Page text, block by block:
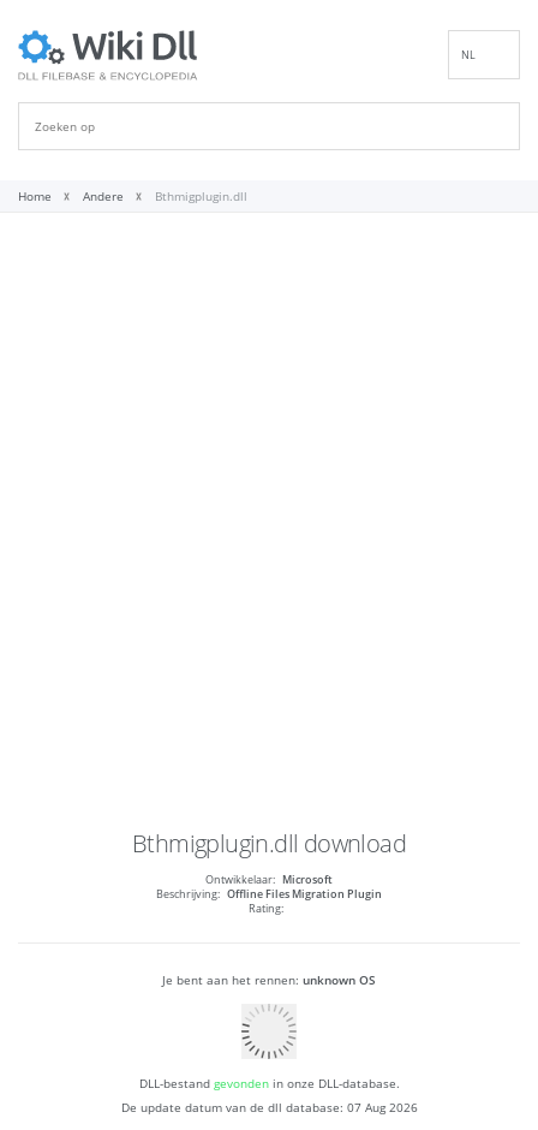
NL
Home Andere Bthmigplugin.dll
Bthmigplugin.dll download
Ontwikkelaar: Microsoft
Beschrijving: Offline Files Migration Plugin
Rating:
Je bent aan het rennen: unknown OS
DLL-bestand gevondenin onze DLL-database.
De update datum van de dll database: 07 Aug 2026